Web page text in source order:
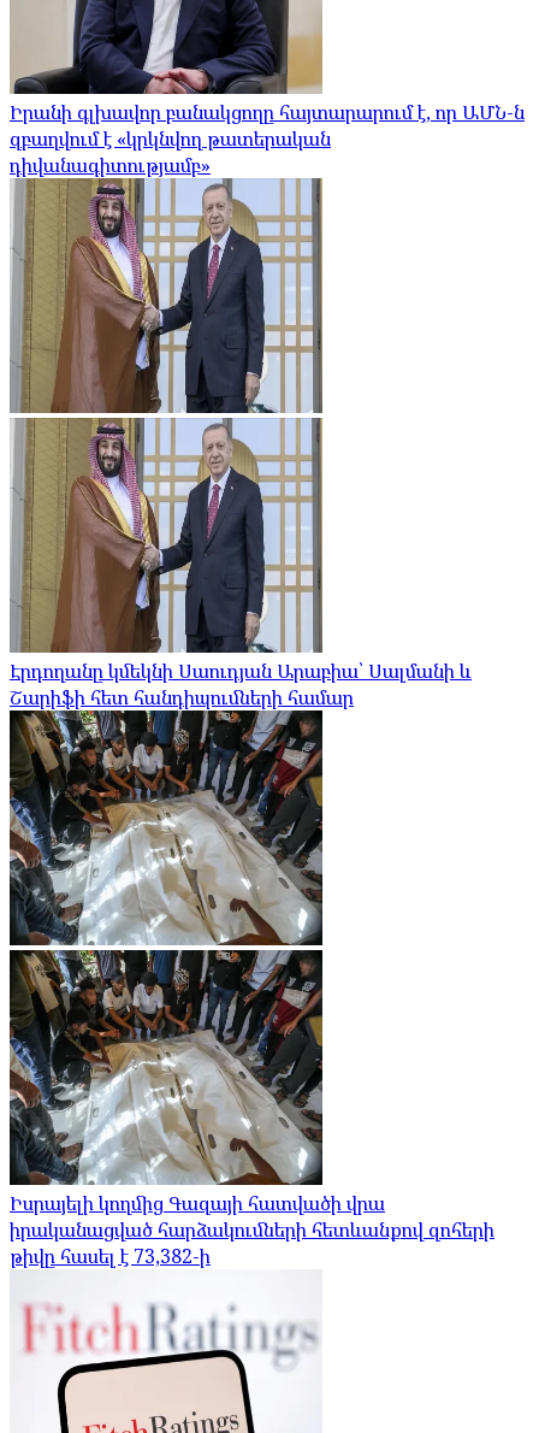
Իրանի գլխավոր բանակցողը հայտարարում է, որ ԱՄՆ-ն
զբաղվում է «կրկնվող թատերական
դիվանագիտությամբ»
Էրդողանը կմեկնի Սաուդյան Արաբիա՝ Սալմանի և
Շարիֆի հետ հանդիպումների համար
Իսրայելի կողմից Գազայի հատվածի վրա
իրականացված հարձակումների հետևանքով զոհերի
թիվը հասել է 73,382-ի